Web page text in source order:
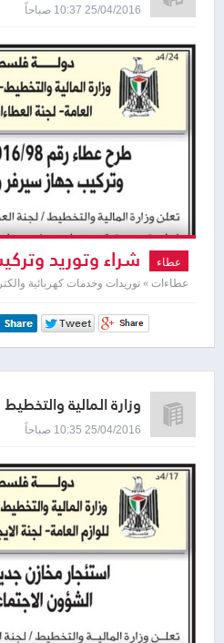
25/04/2016 10:37 صباحاً
عطاء شراء وتوريد
وبرنامج اوراكل
عطاءات » توريدات وخدمات كهربائية
وزارة المالية والتخطيط
25/04/2016 10:35 صباحاً